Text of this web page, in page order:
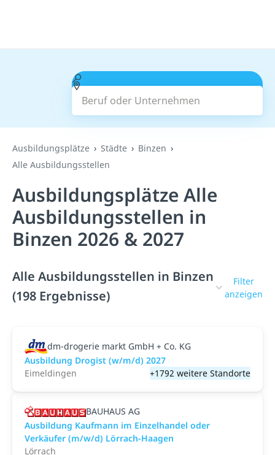
Beruf oder Unternehmen
Suchen
Ausbildungsplätze Städte
Binzen
Alle Ausbildungsstellen
Ausbildungsplätze Alle
Ausbildungsstellen in
Binzen 2026 & 2027
Alle Ausbildungsstellen in Binzen
(198 Ergebnisse)
Filter
anzeigen
dm-drogerie markt GmbH + Co. KG
Ausbildung Drogist (w/m/d) 2027
Eimeldingen
+1792 weitere Standorte
BAUHAUS AG
Ausbildung Kaufmann im Einzelhandel oder
Verkäufer (m/w/d) Lörrach-Haagen
Lörrach